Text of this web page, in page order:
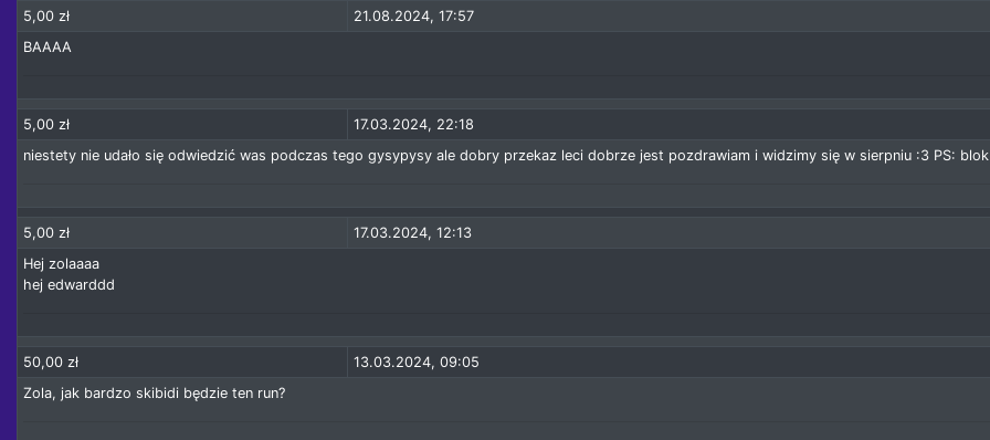
5,00 zł
21.08.2024, 17:57
BAAAA
5,00 zł
17.03.2024, 22:18
niestety nie udało się odwiedzić was podczas tego gysypysy ale dobry przekaz leci dobrze jest pozdrawiam i widzimy się w sierpniu :3 PS: blok
5,00 zł
17.03.2024, 12:13
Hej zolaaaa
hej edwarddd
50,00 zł
13.03.2024, 09:05
Zola, jak bardzo skibidi będzie ten run?